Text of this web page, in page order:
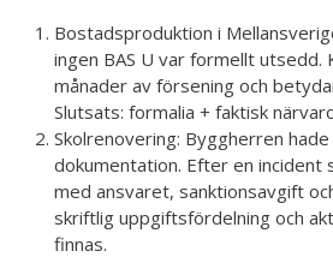
Bostadsproduktion i
ingen BAS U var formellt utsedd.
månader av försening och
Slutsats: formalia + faktisk
Skolrenovering: Byggherren
dokumentation. Efter en incident
med ansvaret, sanktionsavgift
skriftlig uppgiftsfördelning och
finnas.